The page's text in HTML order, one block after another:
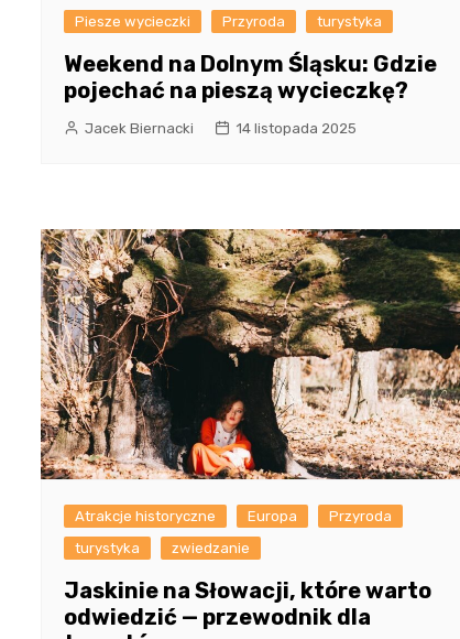
Piesze wycieczki Przyroda turystyka
Weekend na Dolnym Śląsku: Gdzie
pojechać na pieszą wycieczkę?
Jacek Biernacki 14 listopada 2025
Atrakcje historyczne Europa
Przyroda
turystyka
zwiedzanie
Jaskinie na Słowacji, które warto
odwiedzić — przewodnik dla